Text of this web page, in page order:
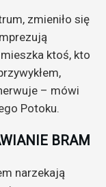
zmieniło się
ktoś, kto
– mówi
Potoku.
BRAM
narzekają